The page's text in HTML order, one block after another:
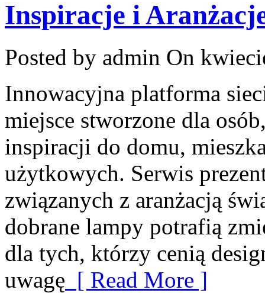
Inspiracje i
Posted by admin On
Innowacyjna platforma
miejsce stworzone dla
inspiracji do domu,
użytkowych. Serwis
związanych z aranżacją
dobrane lampy potrafią
dla tych, którzy cenią
uwagę [ Read More ]